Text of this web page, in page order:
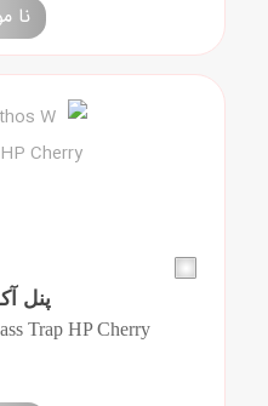
نا
پنل
Trap HP Cherry